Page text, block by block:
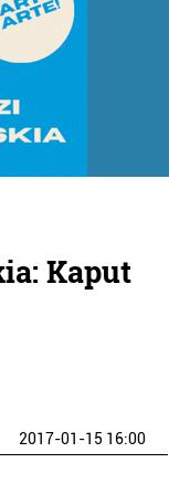
Kaput
2017-01-15 16:00